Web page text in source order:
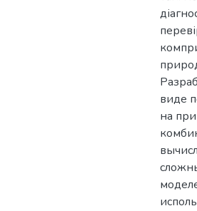
виде
на